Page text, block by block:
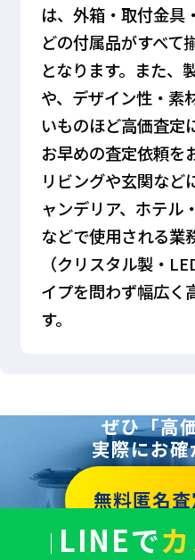
は、外箱・取付金具
どの付属品がすべて
となります。また、
や、デザイン性・素
いものほど高価査定
お早めの査定依頼を
リビングや玄関など
ャンデリア、ホテル
などで使用される業
（クリスタル製・
イプを問わず幅広く
す。
ぜひ「高
実際にお
無料匿名
LINEで